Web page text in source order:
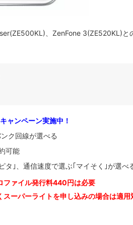
、ZenFone 3(ZE520KL)と
ャンペーン実施中！
ク回線が選べる
可能
タ｣、通信速度で選ぶ｢マイそく｣が選べ
ファイル発行料440円は必要
ーパーライトを申し込みの場合は適用